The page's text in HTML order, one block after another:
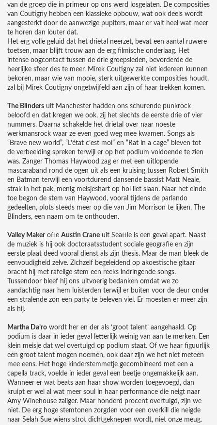
van de groep die in primeur op ons werd losgelaten. De composities
van Coutigny hebben een klassieke opbouw, wat ook deels wordt
aangesterkt door de aanwezige pupiters, maar er valt heel wat meer
te horen dan louter dat.
Het erg volle geluid dat het drietal neerzet, bevat een aantal ruwere
toetsen, maar blijft trouw aan de erg filmische onderlaag. Het
intense oogcontact tussen de drie groepsleden, bevorderde de
heerlijke sfeer des te meer. Mirek Coutigny zal niet iedereen kunnen
bekoren, maar wie van mooie, sterk uitgewerkte composities houdt,
zal bij Mirek Coutigny ongetwijfeld aan zijn of haar trekken komen.
The Blinders uit Manchester hadden ons schurende punkrock
beloofd en dat kregen we ook, zij het slechts de eerste drie of vier
nummers. Daarna schakelde het drietal over naar noeste
werkmansrock waar ze even goed weg mee kwamen. Songs als
“Brave new world”, “L’état c’est moi” en “Rat in a cage” bleven tot
de verbeelding spreken terwijl er op het podium voldoende te zien
was. Zanger Thomas Haywood zag er met een uitlopende
mascaraband rond de ogen uit als een kruising tussen Robert Smith
en Batman terwijl een voortdurend dansende bassist Matt Neale,
strak in het pak, menig meisjeshart op hol liet slaan. Naar het einde
toe begon de stem van Haywood, vooral tijdens de parlando
gedeelten, plots steeds meer op die van Jim Morrison te lijken. The
Blinders, een naam om te onthouden.
Valley Maker ofte Austin Crane uit Seattle is een geval apart. Naast
de muziek is hij ook doctoraatsstudent sociale geografie en zijn
eerste plaat deed vooral dienst als zijn thesis. Maar de man bleek de
eenvoudigheid zelve. Zichzelf begeleidend op akoestische gitaar
bracht hij met rafelige stem een reeks indringende songs.
Tussendoor bleef hij ons uitvoerig bedanken omdat we zo
aandachtig naar hem luisterden terwijl er buiten voor de deur onder
een stralende zon een party te beleven viel. Er moesten er meer zijn
als hij.
Martha Da’ro wordt her en der als ‘groot talent’ aangehaald. Op
podium is daar in ieder geval letterlijk weinig van aan te merken. Een
klein meisje dat wel overtuigd op podium staat. Of we haar figuurlijk
een groot talent mogen noemen, ook daar zijn we het niet meteen
mee eens. Het hoge kinderstemmetje gecombineerd met een a
capella track, voelde in ieder geval een beetje ongemakkelijk aan.
Wanneer er wat beats aan haar show worden toegevoegd, dan
kruipt er wel al wat meer soul in haar performance die neigt naar
Amy Winehouse zaliger. Maar honderd procent overtuigd, zijn we
niet. De erg hoge stemtonen zorgden voor een overkill die neigde
naar Selah Sue wiens strot dichtgeknepen wordt, niet onze meug.